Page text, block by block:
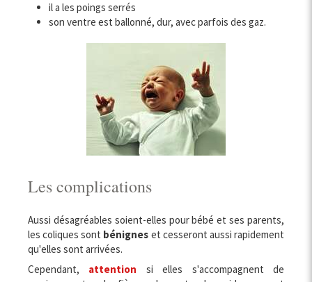
il a les poings serrés
son ventre est ballonné, dur, avec parfois des gaz.
Les complications
Aussi désagréables soient-elles pour bébé et ses parents,
les coliques sont bénignes et cesseront aussi rapidement
qu'elles sont arrivées.
Cependant, attention si elles s'accompagnent de